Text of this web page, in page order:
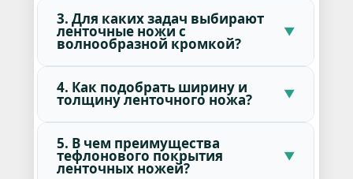
3. Для каких задач выбирают
ленточные ножи с
волнообразной кромкой?
4. Как подобрать ширину и
толщину ленточного ножа?
5. В чем преимущества
тефлонового покрытия
ленточных ножей?